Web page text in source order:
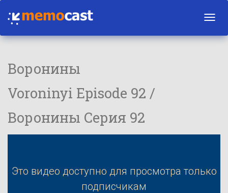
Воронины
Voroninyi Episode 92 /
Воронины Серия 92
Это видео доступно для просмотра только
подписчикам